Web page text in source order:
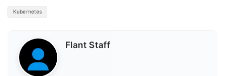
Kubernetes
Flant Staff